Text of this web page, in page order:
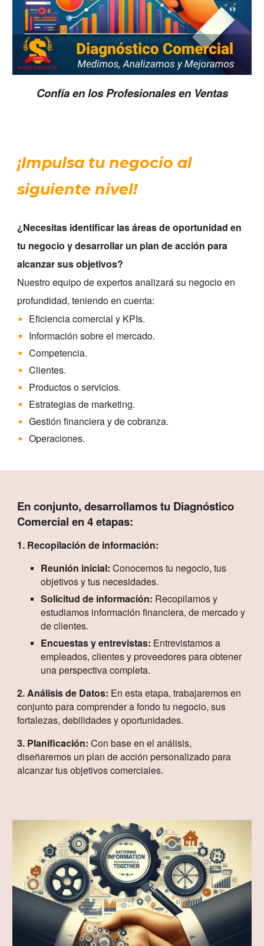
Confíaen los Profesionales en Ventas
¡Impulsa tu negocio al
siguiente nivel!
¿Necesitas identificar las áreas de oportunidad en
tu negocio y desarrollar un plan de acción para
alcanzar sus objetivos?
Nuestro equipo de expertos analizará su negocio en
profundidad, teniendo en cuenta:
Eficiencia comercial y KPIs.
Información sobre el mercado.
Competencia.
Clientes.
Productos o servicios.
Estrategias de marketing.
Gestión financiera y de cobranza.
Operaciones.
En conjunto, desarrollamos tu Diagnóstico
Comercial en 4 etapas:
1. Recopilación de información:
Reunión inicial: Conocemos tu negocio, tus
objetivos y tus necesidades.
Solicitud de información: Recopilamos y
estudiamos información financiera, de mercado y
de clientes.
Encuestas y entrevistas: Entrevistamos a
empleados, clientes y proveedores para obtener
una perspectiva completa.
2. Análisis de Datos: En esta etapa, trabajaremos en
conjunto para comprender a fondo tu negocio, sus
fortalezas, debilidades y oportunidades.
3. Planificación:Con base en el análisis,
diseñaremos un plan de acción personalizado para
alcanzar tus objetivos comerciales.